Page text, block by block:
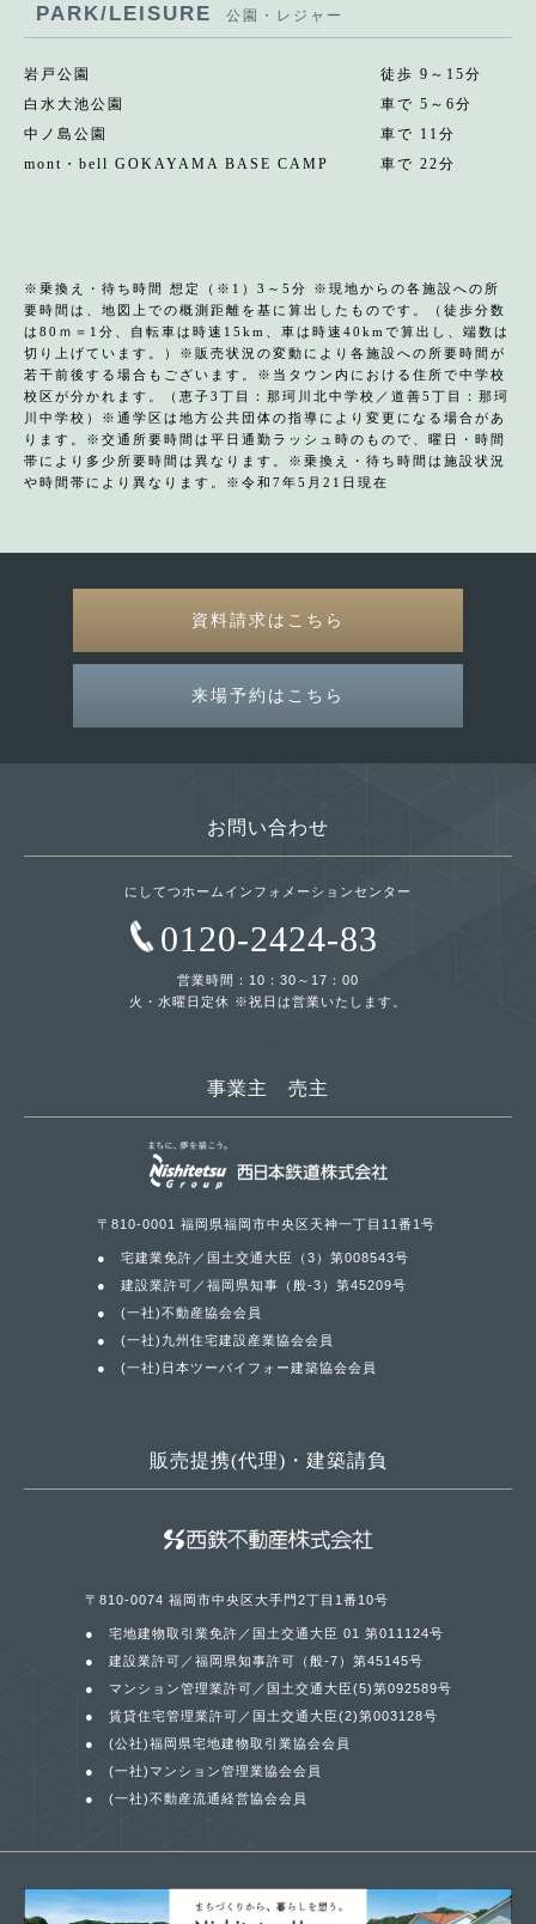
PARK/LEISURE 公園・レジャー
岩戸公園
徒歩 9～15分
白水大池公園
車で 5～6分
中ノ島公園
車で 11分
mont・bell GOKAYAMA BASE CAMP
車で 22分
※乗換え・待ち時間 想定（※1）3～5分 ※現地からの各施設への所
要時間は、地図上での概測距離を基に算出したものです。（徒歩分数
は80ｍ＝1分、自転車は時速15km、車は時速40kmで算出し、端数は
切り上げています。）※販売状況の変動により各施設への所要時間が
若干前後する場合もございます。※当タウン内における住所で中学校
校区が分かれます。（恵子3丁目：那珂川北中学校／道善5丁目：那珂
川中学校）※通学区は地方公共団体の指導により変更になる場合があ
ります。※交通所要時間は平日通勤ラッシュ時のもので、曜日・時間
帯により多少所要時間は異なります。※乗換え・待ち時間は施設状況
や時間帯により異なります。※令和7年5月21日現在
資料請求はこちら
来場予約はこちら
お問い合わせ
にしてつホームインフォメーションセンター
0120-2424-83
営業時間：10：30～17：00
火・水曜日定休 ※祝日は営業いたします。
事業主 売主
〒810-0001 福岡県福岡市中央区天神一丁目11番1号
宅建業免許／国土交通大臣（3）第008543号
建設業許可／福岡県知事（般-3）第45209号
(一社)不動産協会会員
(一社)九州住宅建設産業協会会員
(一社)日本ツーバイフォー建築協会会員
販売提携(代理)・建築請負
〒810-0074 福岡市中央区大手門2丁目1番10号
宅地建物取引業免許／国土交通大臣 01 第011124号
建設業許可／福岡県知事許可（般-7）第45145号
マンション管理業許可／国土交通大臣(5)第092589号
賃貸住宅管理業許可／国土交通大臣(2)第003128号
(公社)福岡県宅地建物取引業協会会員
(一社)マンション管理業協会会員
(一社)不動産流通経営協会会員